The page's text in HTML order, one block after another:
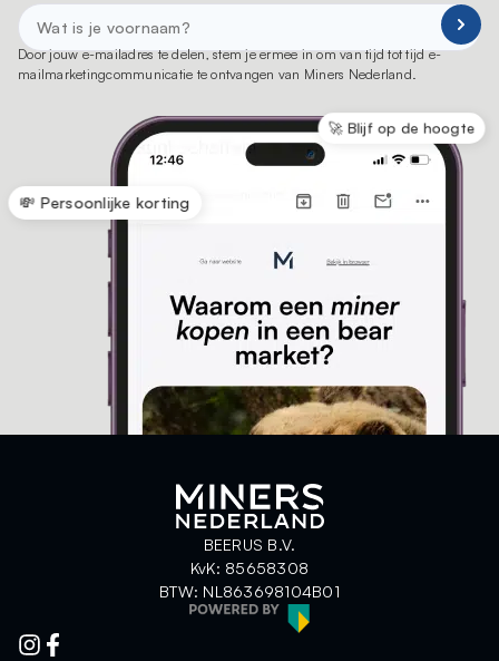
Door jouw e-mailadres te delen, stem je ermee in om van tijd tot tijd e-
mailmarketingcommunicatie te ontvangen van Miners Nederland.
💸 Persoonlijke korting
🚀 Blijf op de hoogte
BEERUS B.V.
KvK: 85658308
BTW: NL863698104B01